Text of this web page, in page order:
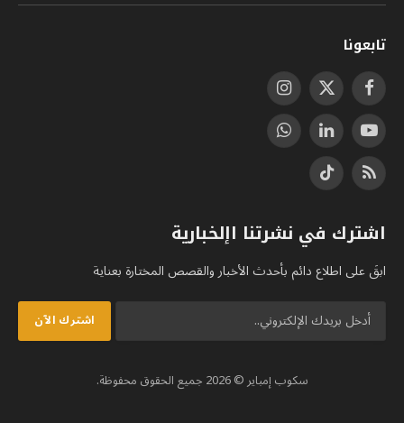
تابعونا
فيسبوكX
(Twitter)
الانستغرام
يوتيوب لينكدإنواتساب
RSS
تيكتوك
اشترك في نشرتنا اإلخبارية
ابقَ على اطلاع دائم بأحدث الأخبار والقصص المختارة بعناية
سكوب إمباير © 2026 جميع الحقوق محفوظة.